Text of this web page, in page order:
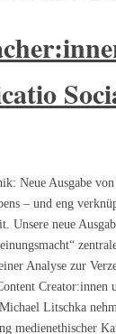
Neue Ausgabe
– und eng
Unsere neue
Analyse zur
Litschka
medienethischer